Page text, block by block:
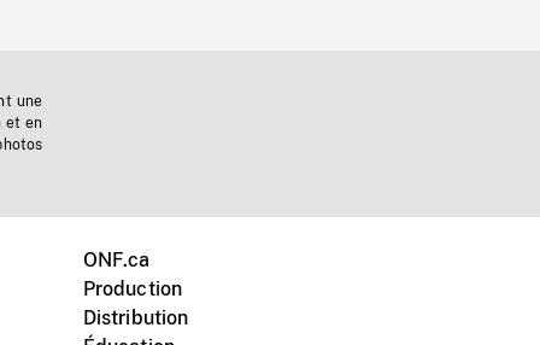
une
et en
ONF.ca
Production
Distribution